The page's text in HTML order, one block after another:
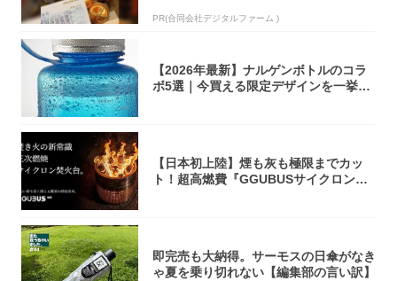
PR(合同会社デジタルファーム )
【2026年最新】ナルゲンボトルのコラ
ボ5選｜今買える限定デザインを一挙紹
【日本初上陸】煙も灰も極限までカッ
ト！超高燃費『GGUBUSサイクロン焚
即完売も大納得。サーモスの日傘がなき
ゃ夏を乗り切れない【編集部の言い訳】